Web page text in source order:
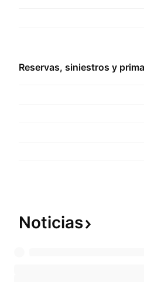
Reservas, siniestros y
Noticias